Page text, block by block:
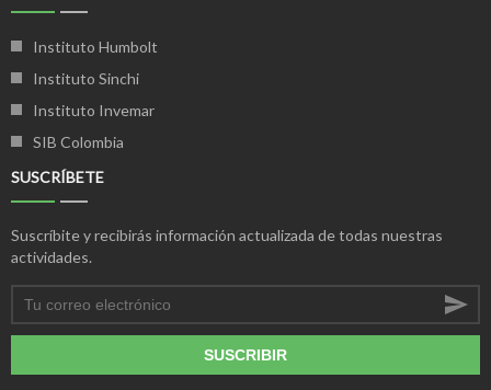
Instituto Humbolt
Instituto Sinchi
Instituto Invemar
SIB Colombia
SUSCRÍBETE
Suscríbite y recibirás información actualizada de todas nuestras
actividades.
SUSCRIBIR